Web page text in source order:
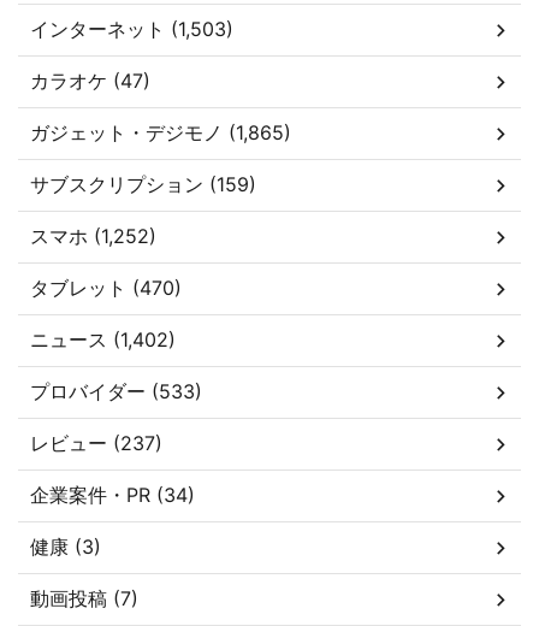
インターネット (1,503)
カラオケ (47)
ガジェット・デジモノ (1,865)
サブスクリプション (159)
スマホ (1,252)
タブレット (470)
ニュース (1,402)
プロバイダー (533)
レビュー (237)
企業案件・PR (34)
健康 (3)
動画投稿 (7)